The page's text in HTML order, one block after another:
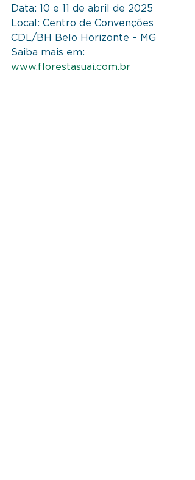
Data: 10 e 11 de abril de 2025
Local: Centro de Convenções
CDL/BH Belo Horizonte – MG
Saiba mais em:
www.florestasuai.com.br